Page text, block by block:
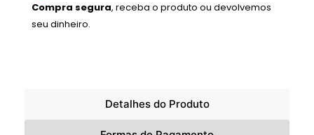
Compra segura, receba o produto ou devolvemos
seu dinheiro.
Detalhes do Produto